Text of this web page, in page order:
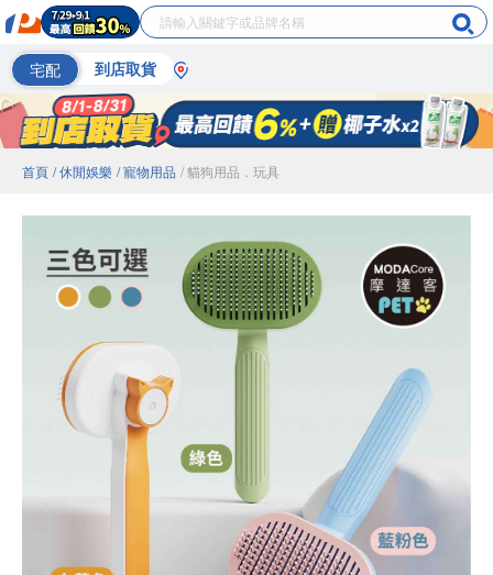
宅配 到店取貨
首頁 / 休閒娛樂 / 寵物用品 / 貓狗用品．玩具